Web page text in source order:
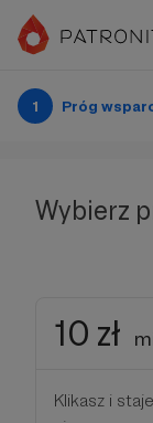
1 Próg
Wybierz
10 zł
Klikasz i